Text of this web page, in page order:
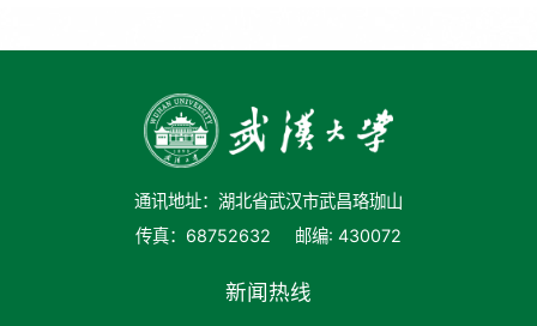
通讯地址：湖北省武汉市武昌珞珈山
传真：68752632
邮编: 430072
新闻热线